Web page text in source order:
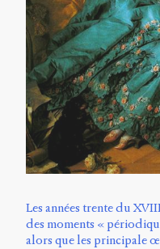
Les années trente du
des moments «
alors que les principale